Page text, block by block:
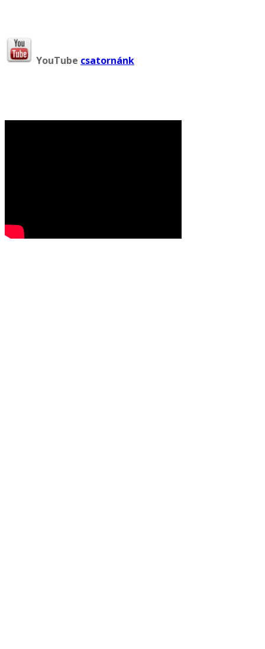
YouTube csatornánk